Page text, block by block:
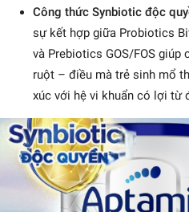
Công thức Synbiotic độc
sự kết hợp giữa Probiotics
và Prebiotics GOS/FOS giúp
ruột – điều mà trẻ sinh mổ
xúc với hệ vi khuẩn có lợi từ